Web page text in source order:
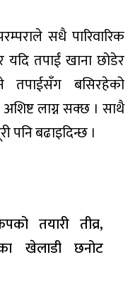
सधै पारिवारिक
तपाईं खाना छोडेर
तपाईसँग बसिरहेको
लाग्न सक्छ । साथै
पनि बढाइदिन्छ ।
तयारी तीव्र,
खेलाडी छनोट